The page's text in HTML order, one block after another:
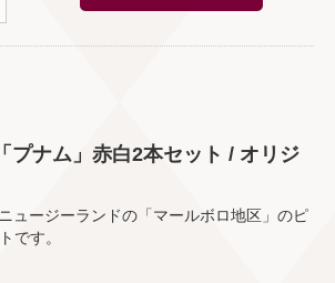
プナム」赤白2本セット / オリジ
ュージーランドの「マールボロ地区」のピ
です。